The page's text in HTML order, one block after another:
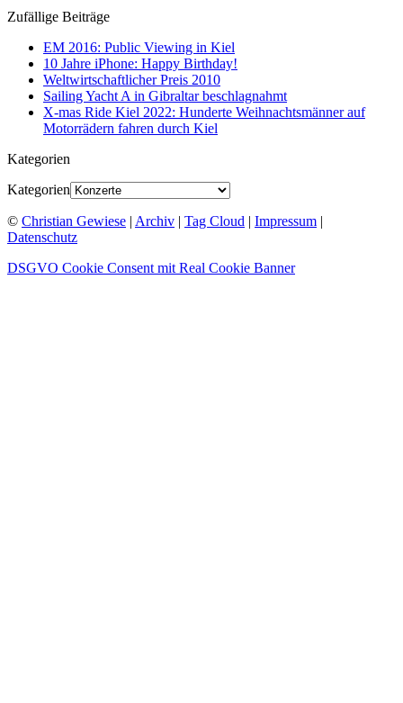
Zufällige Beiträge
EM 2016: Public Viewing in Kiel
10 Jahre iPhone: Happy Birthday!
Weltwirtschaftlicher Preis 2010
Sailing Yacht A in Gibraltar beschlagnahmt
X-mas Ride Kiel 2022: Hunderte Weihnachtsmänner auf
Motorrädern fahren durch Kiel
Kategorien
Kategorien
© Christian Gewiese | Archiv | Tag Cloud | Impressum |
Datenschutz
DSGVO Cookie Consent mit Real Cookie Banner